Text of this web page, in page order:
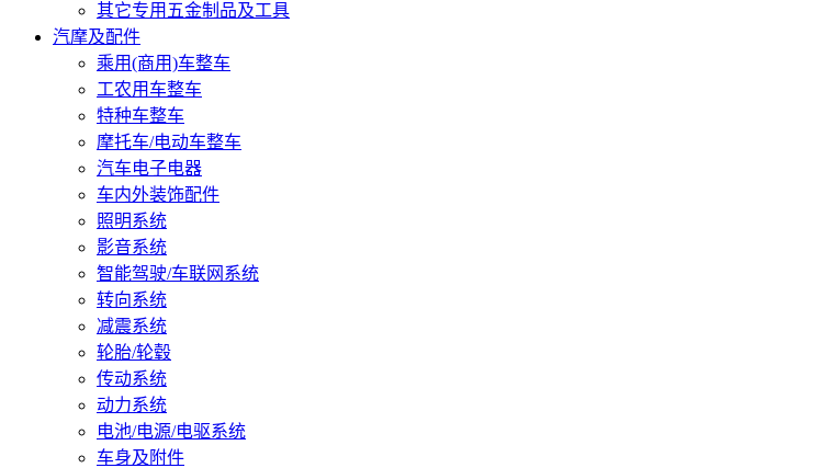
其它专用五金制品及工具
汽摩及配件
乘用(商用)车整车
工农用车整车
特种车整车
摩托车/电动车整车
汽车电子电器
车内外装饰配件
照明系统
影音系统
智能驾驶/车联网系统
转向系统
减震系统
轮胎/轮毂
传动系统
动力系统
电池/电源/电驱系统
车身及附件